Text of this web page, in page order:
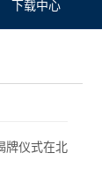
下载中心
牌仪式在北